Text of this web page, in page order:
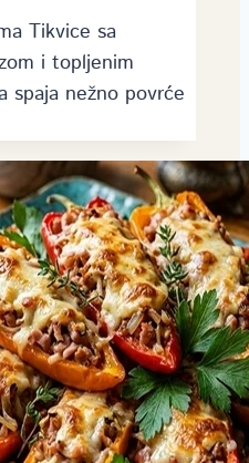
Tikvice sa
i topljenim
spaja nežno povrće